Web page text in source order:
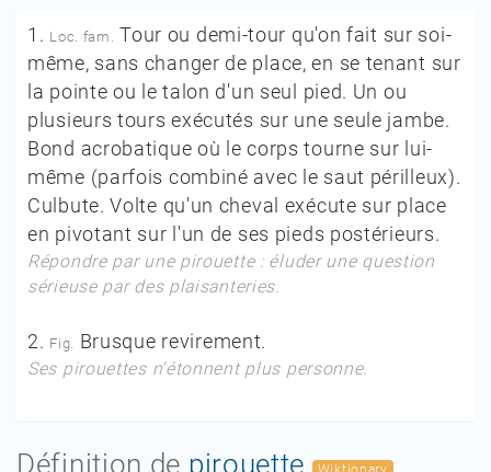
1. Loc. fam.
Tour ou demi-tour qu'on fait sur soi-
même, sans changer de place, en se tenant sur
la pointe ou le talon d'un seul pied. Un ou
plusieurs tours exécutés sur une seule jambe.
Bond acrobatique où le corps tourne sur lui-
même (parfois combiné avec le saut périlleux).
Culbute. Volte qu'un cheval exécute sur place
en pivotant sur l'un de ses pieds postérieurs.
Répondre par une pirouette : éluder une question
sérieuse par des plaisanteries.
2. Fig. Brusque revirement.
Ses pirouettes n'étonnent plus personne.
Définition de pirouette